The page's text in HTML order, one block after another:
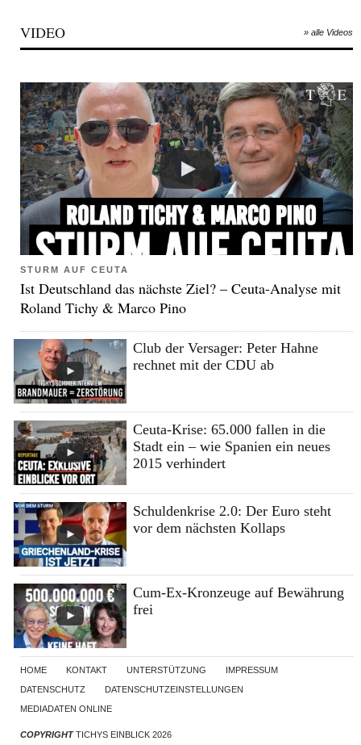
VIDEO » alle Videos
STURM AUF CEUTA
Ist Deutschland das nächste Ziel? – Ceuta-Analyse mit
Roland Tichy & Marco Pino
Club der Versager: Peter Hahne
rechnet mit der CDU ab
Ceuta-Krise: 65.000 fallen in die
Stadt ein – wie Spanien ein neues
2015 verhindert
Schuldenkrise 2.0: Der Euro steht
vor dem nächsten Kollaps
Cum-Ex-Kronzeuge auf Bewährung
frei
HOME KONTAKT UNTERSTÜTZUNG
IMPRESSUM
DATENSCHUTZ
DATENSCHUTZEINSTELLUNGEN
MEDIADATEN ONLINE
COPYRIGHTTICHYS EINBLICK 2026